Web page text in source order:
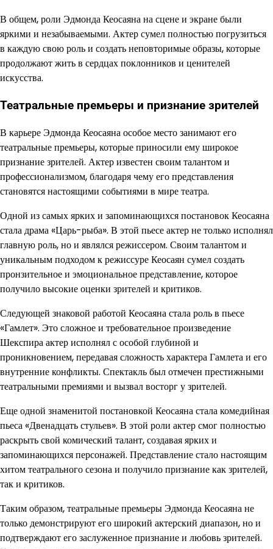
В общем, роли Эдмонда Кеосаяна на сцене и экране были
яркими и незабываемыми. Актер сумел полностью погрузиться
в каждую свою роль и создать неповторимые образы, которые
продолжают жить в сердцах поклонников и ценителей
искусства.
Театральные премьеры и признание зрителей
В карьере Эдмонда Кеосаяна особое место занимают его
театральные премьеры, которые приносили ему широкое
признание зрителей. Актер известен своим талантом и
профессионализмом, благодаря чему его представления
становятся настоящими событиями в мире театра.
Одной из самых ярких и запоминающихся постановок Кеосаяна
стала драма «Царь-рыба». В этой пьесе актер не только исполнял
главную роль, но и являлся режиссером. Своим талантом и
уникальным подходом к режиссуре Кеосаян сумел создать
пронзительное и эмоциональное представление, которое
получило высокие оценки зрителей и критиков.
Следующей знаковой работой Кеосаяна стала роль в пьесе
«Гамлет». Это сложное и требовательное произведение
Шекспира актер исполнял с особой глубиной и
проникновением, передавая сложность характера Гамлета и его
внутренние конфликты. Спектакль был отмечен престижными
театральными премиями и вызвал восторг у зрителей.
Еще одной знаменитой постановкой Кеосаяна стала комедийная
пьеса «Двенадцать стульев». В этой роли актер смог полностью
раскрыть свой комический талант, создавая ярких и
запоминающихся персонажей. Представление стало настоящим
хитом театрального сезона и получило признание как зрителей,
так и критиков.
Таким образом, театральные премьеры Эдмонда Кеосаяна не
только демонстрируют его широкий актерский диапазон, но и
подтверждают его заслуженное признание и любовь зрителей.